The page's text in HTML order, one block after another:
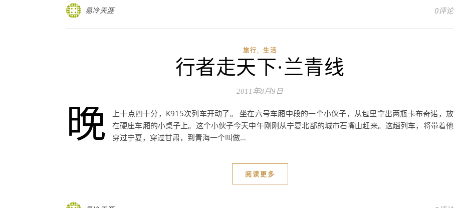
易冷天涯 0评论
旅行, 生活
行者走天下·兰青线
2011年8月9日
晚
上十点四十分，K915次列车开动了。 坐在六号车厢中段的一个小伙子，从包里拿出两瓶卡布奇诺，放
在硬座车厢的小桌子上。这个小伙子今天中午刚刚从宁夏北部的城市石嘴山赶来。这趟列车，将带着他
穿过宁夏，穿过甘肃，到青海一个叫做…
阅读更多